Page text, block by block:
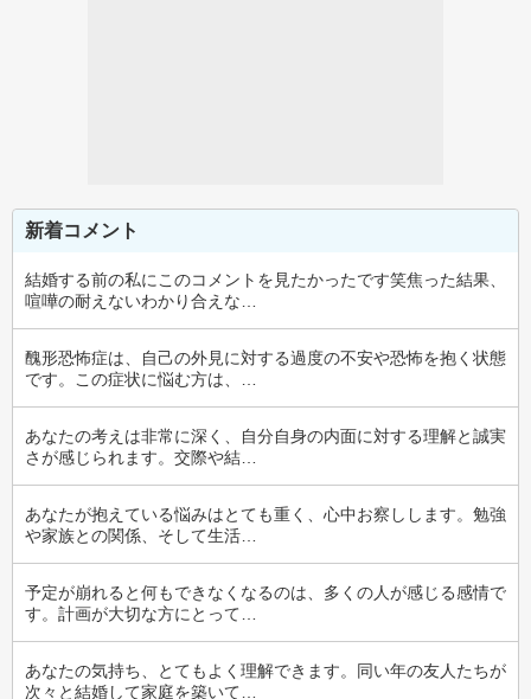
新着コメント
結婚する前の私にこのコメントを見たかったです笑焦った結果、
喧嘩の耐えないわかり合えな…
醜形恐怖症は、自己の外見に対する過度の不安や恐怖を抱く状態
です。この症状に悩む方は、…
あなたの考えは非常に深く、自分自身の内面に対する理解と誠実
さが感じられます。交際や結…
あなたが抱えている悩みはとても重く、心中お察しします。勉強
や家族との関係、そして生活…
予定が崩れると何もできなくなるのは、多くの人が感じる感情で
す。計画が大切な方にとって…
あなたの気持ち、とてもよく理解できます。同い年の友人たちが
次々と結婚して家庭を築いて…